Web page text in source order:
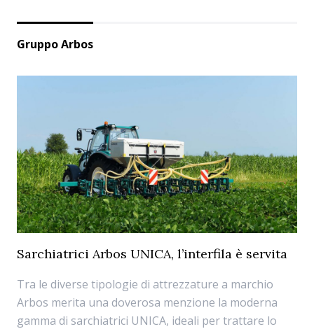
Gruppo Arbos
Sarchiatrici Arbos UNICA, l’interfila è servita
Tra le diverse tipologie di attrezzature a marchio
Arbos merita una doverosa menzione la moderna
gamma di sarchiatrici UNICA, ideali per trattare lo